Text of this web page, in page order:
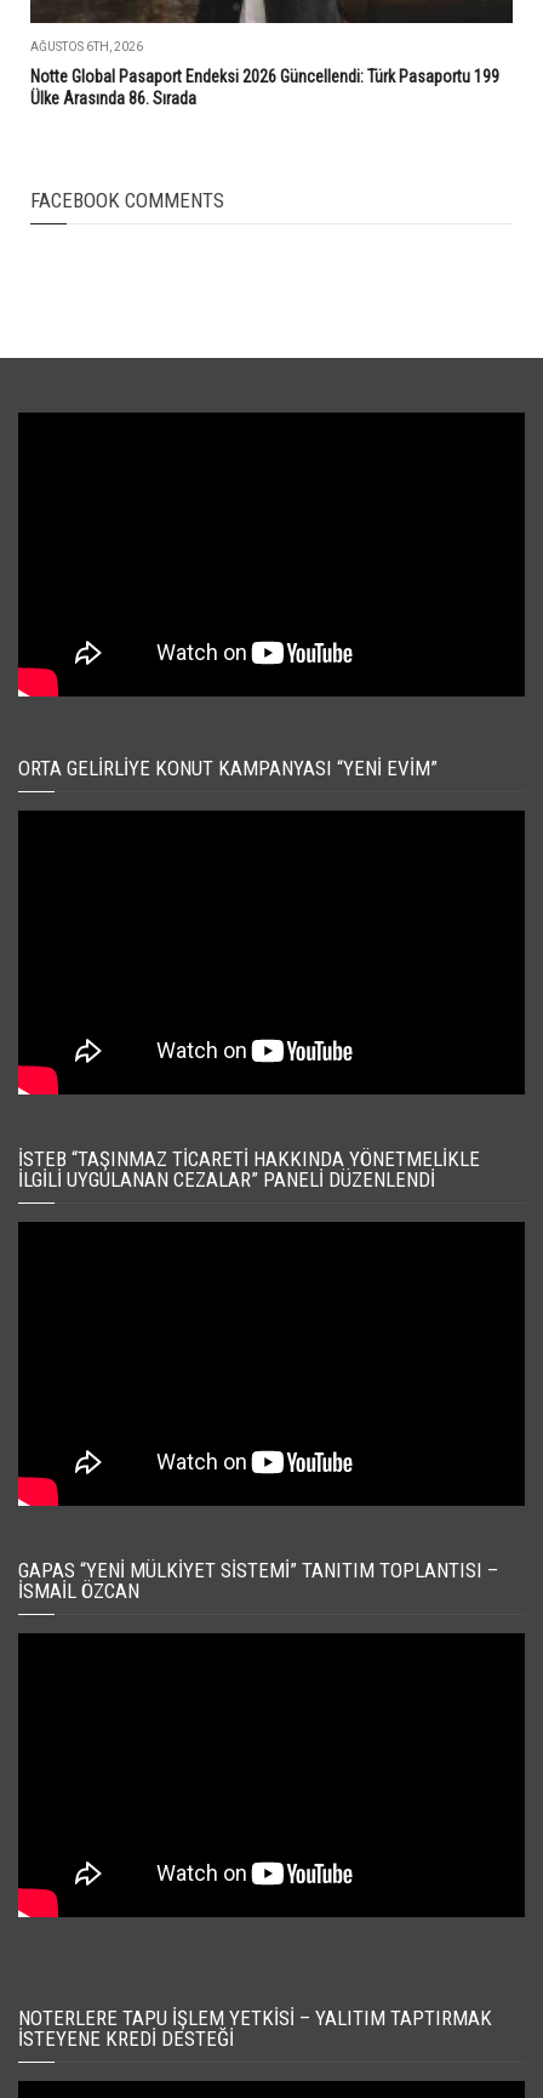
AĞUSTOS 6TH, 2026
Notte Global Pasaport Endeksi 2026 Güncellendi: Türk Pasaportu 199
Ülke Arasında 86. Sırada
FACEBOOK COMMENTS
ORTA GELIRLIYE KONUT KAMPANYASI “YENI EVIM”
İSTEB “TAŞINMAZ TICARETI HAKKINDA YÖNETMELIKLE
İLGILI UYGULANAN CEZALAR” PANELI DÜZENLENDI
GAPAS “YENI MÜLKIYET SISTEMI” TANITIM TOPLANTISI –
İSMAIL ÖZCAN
NOTERLERE TAPU İŞLEM YETKISI – YALITIM TAPTIRMAK
İSTEYENE KREDI DESTEĞI